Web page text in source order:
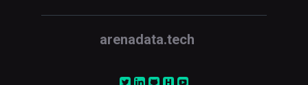
arenadata.tech